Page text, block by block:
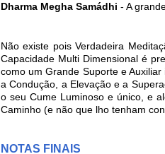
Dharma Megha Samádhi - A
Não existe pois Verdadeira
Capacidade Multi Dimensional é
como um Grande Suporte e
a Condução, a Elevação e a
o seu Cume Luminoso e único, e
Caminho (e não que lho tenham
NOTAS FINAIS